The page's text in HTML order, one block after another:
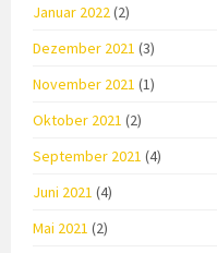
Januar 2022(2)
Dezember 2021 (3)
November 2021 (1)
Oktober 2021 (2)
September 2021 (4)
Juni 2021 (4)
Mai 2021 (2)